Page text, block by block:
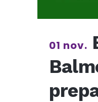
01 nov.